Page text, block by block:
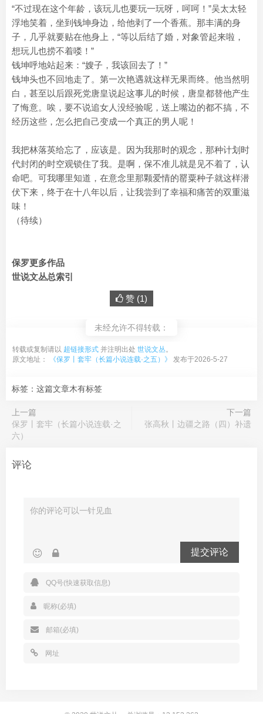
“不过现在这个年龄，该玩儿也要玩一玩呀，呵呵！”吴太太轻
浮地笑着，坐到钱坤身边，给他剥了一个香蕉。那丰满的身
子，几乎就要贴在他身上，“等以后结了婚，对象管起来啦，
想玩儿也捞不着喽！”
钱坤呼地站起来：“嫂子，我该回去了！”
钱坤头也不回地走了。第一次艳遇就这样无果而终。他当然明
白，甚至以后跟死党唐皇说起这事儿的时候，唐皇都替他产生
了悔意。唉，要不说追女人没经验呢，送上嘴边的都不搞，不
经历这些，怎么把自己变成一个真正的男人呢！
我把林落英给忘了，应该是。因为我那时的观念，那种计划时
代封闭的时空观锁住了我。是啊，保不准儿就是见不着了，认
命吧。可我哪里知道，在意念里那颗爱情的罂粟种子就这样潜
伏下来，终于在十八年以后，让我尝到了幸福和痛苦的双重滋
味！
（待续）
保罗更多作品
世说文丛总索引
赞 (1)
未经允许不得转载：
转载或复制请以 超链接形式 并注明出处 世说文丛。
原文地址：
《保罗丨套牢（长篇小说连载·之五）》 发布于2026-5-27
标签：这篇文章木有标签
上一篇
保罗丨套牢（长篇小说连载·之
六）
下一篇
张高秋丨边疆之路（四）补遗
评论
提交评论